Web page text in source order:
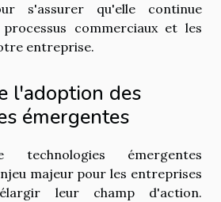
s'assurer qu'elle continue
commerciaux et les
entreprise.
l'adoption des
émergentes
technologies émergentes
majeur pour les entreprises
leur champ d'action.